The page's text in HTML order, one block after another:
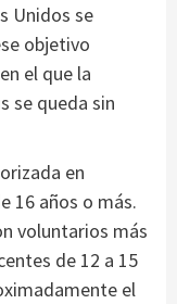
Unidos se
objetivo
el que la
se queda sin
en
16 años o más.
voluntarios más
de 12 a 15
el